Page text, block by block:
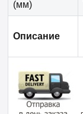
(мм)
Описание